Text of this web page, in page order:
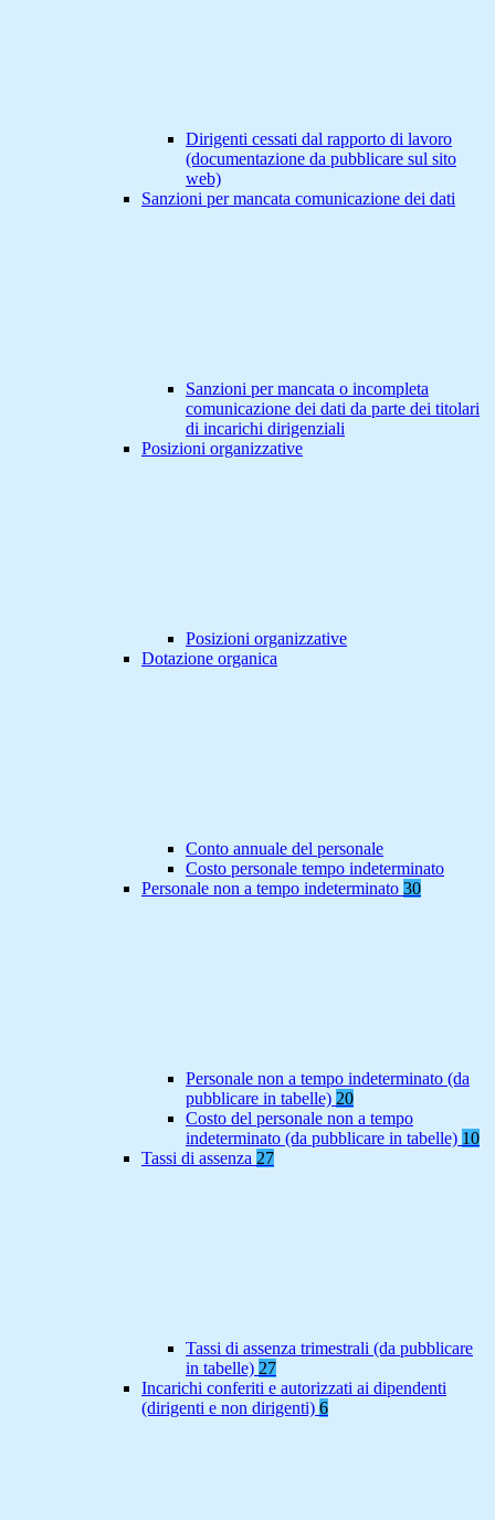
Dirigenti cessati dal rapporto di lavoro
(documentazione da pubblicare sul sito
web)
Sanzioni per mancata comunicazione dei dati
Sanzioni per mancata o incompleta
comunicazione dei dati da parte dei titolari
di incarichi dirigenziali
Posizioni organizzative
Posizioni organizzative
Dotazione organica
Conto annuale del personale
Costo personale tempo indeterminato
Personale non a tempo indeterminato 30
Personale non a tempo indeterminato (da
pubblicare in tabelle) 20
Costo del personale non a tempo
indeterminato (da pubblicare in tabelle) 10
Tassi di assenza 27
Tassi di assenza trimestrali (da pubblicare
in tabelle) 27
Incarichi conferiti e autorizzati ai dipendenti
(dirigenti e non dirigenti) 6